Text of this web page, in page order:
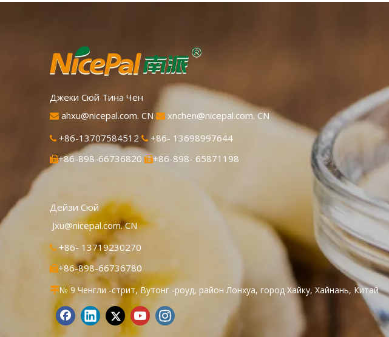
ингредиентом. Нет добавок, нет сущности.
Джеки Сюй Тина Чен
 ahxu@nicepal.com. CN  xnchen@nicepal.com. CN
 +86-13707584512  +86- 13698997644
+86-898-66736820 +86-898- 65871198
Дейзи Сюй
Jxu@nicepal.com. CN
 +86- 13719230270
+86-898-66736780
№ 9 Ченгли -стрит, Вутонг -роуд, район Лонхуа, город Хайку, Хайнань, Китай